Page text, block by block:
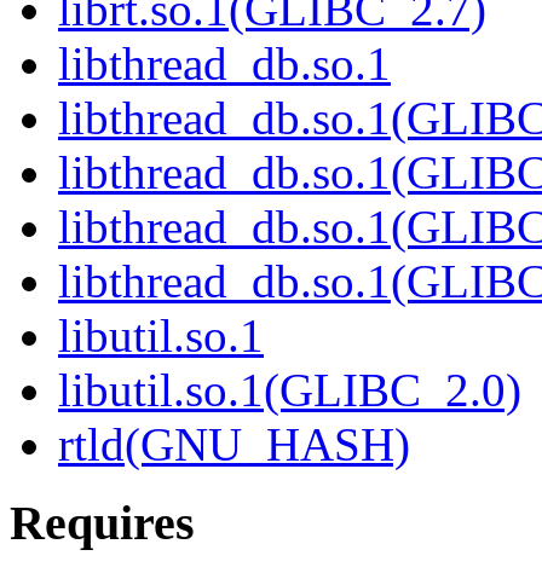
libthread_db.so.1
libutil.so.1
libutil.so.1(GLIBC_2.0)
rtld(GNU_HASH)
Requires